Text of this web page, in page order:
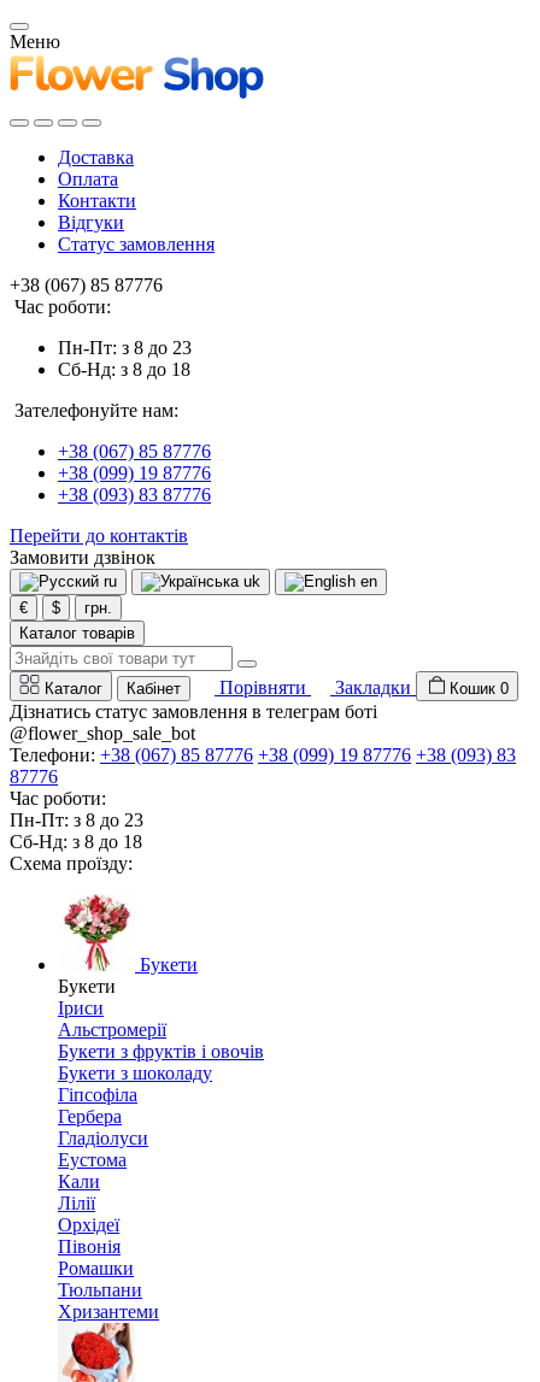
Меню
Доставка
Оплата
Контакти
Відгуки
Статус замовлення
+38 (067) 85 87776
Час роботи:
Пн-Пт: з 8 до 23
Сб-Нд: з 8 до 18
Зателефонуйте нам:
+38 (067) 85 87776
+38 (099) 19 87776
+38 (093) 83 87776
Перейти до контактів
Замовити дзвінок
ru uk
en
€
$
грн.
Каталог товарів
Каталог Кабінет Порівняти Закладки Кошик 0
Дізнатись статус замовлення в телеграм боті
@flower_shop_sale_bot
Телефони: +38 (067) 85 87776 +38 (099) 19 87776 +38 (093) 83
87776
Час роботи:
Пн-Пт: з 8 до 23
Сб-Нд: з 8 до 18
Схема проїзду:
Букети
Букети
Іриси
Альстромерії
Букети з фруктів і овочів
Букети з шоколаду
Гіпсофіла
Гербера
Гладіолуси
Еустома
Кали
Лілії
Орхідеї
Півонія
Ромашки
Тюльпани
Хризантеми